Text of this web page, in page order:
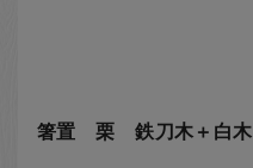
箸置 栗 鉄刀木＋白木